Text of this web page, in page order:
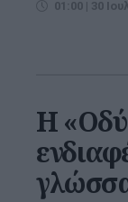
01:00 | 30
Η